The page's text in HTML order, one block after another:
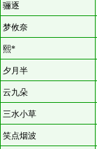
骊逐
梦攸奈
熙*
夕月半
云九朵
三水小草
笑点烟波